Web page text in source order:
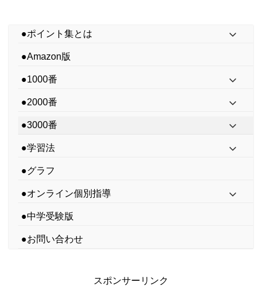
●ポイント集とは
●Amazon版
●1000番
●2000番
●3000番
●学習法
●グラフ
●オンライン個別指導
●中学受験版
●お問い合わせ
スポンサーリンク